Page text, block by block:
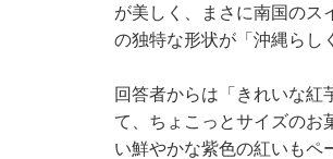
が美しく、まさに南国のス
の独特な形状が「沖縄らし
回答者からは「きれいな紅
て、ちょこっとサイズのお
い鮮やかな紫色の紅いもペ